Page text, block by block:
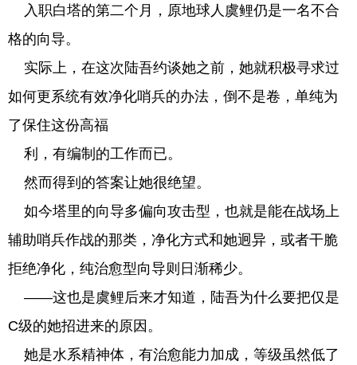
入职白塔的第二个月，原地球人虞鲤仍是一名不合
格的向导。
实际上，在这次陆吾约谈她之前，她就积极寻求过
如何更系统有效净化哨兵的办法，倒不是卷，单纯为
了保住这份高福
利，有编制的工作而已。
然而得到的答案让她很绝望。
如今塔里的向导多偏向攻击型，也就是能在战场上
辅助哨兵作战的那类，净化方式和她迥异，或者干脆
拒绝净化，纯治愈型向导则日渐稀少。
——这也是虞鲤后来才知道，陆吾为什么要把仅是
C级的她招进来的原因。
她是水系精神体，有治愈能力加成，等级虽然低了